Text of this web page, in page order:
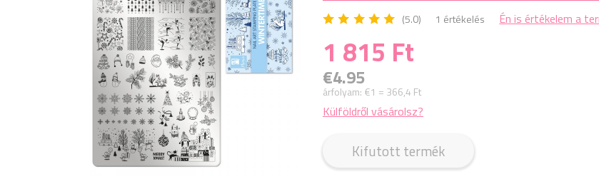
(5.0) 1 értékelés Én is értékelem a
1 815 Ft
€4.95
árfolyam: €1 = 366,4 Ft
Külföldről vásárolsz?
Kifutott termék